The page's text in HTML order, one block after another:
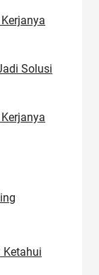
Solusi
Ketahui